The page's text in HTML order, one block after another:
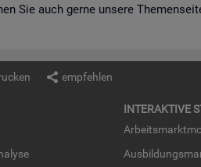
Sie auch gerne un­se­re
empfehlen
IN­TER­AK­TI­VE